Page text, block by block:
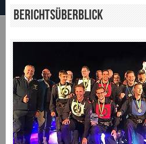
Berichtsüberblick